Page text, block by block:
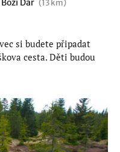
Boží Dar (13 km)
si budete připadat
cesta. Děti budou